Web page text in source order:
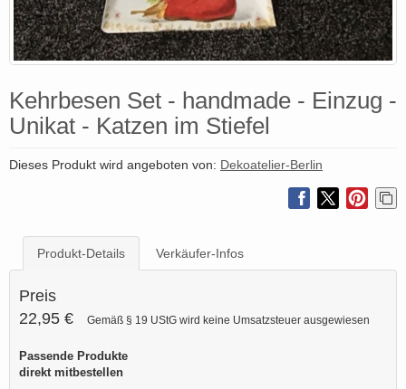
Kehrbesen Set - handmade - Einzug -
Unikat - Katzen im Stiefel
Dieses Produkt wird angeboten von: Dekoatelier-Berlin
Produkt-Details Verkäufer-Infos
Preis
22,95 €
Gemäß § 19 UStG wird keine Umsatzsteuer ausgewiesen
Passende Produkte
direkt mitbestellen